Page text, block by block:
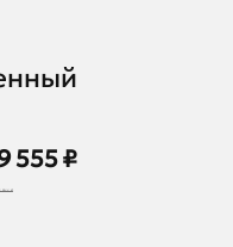
555 ₽
944 ₽